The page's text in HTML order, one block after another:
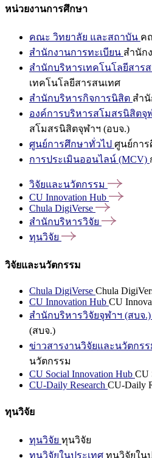
หน่วยงานการศึกษา
คณะ วิทยาลัย และสถาบัน ค
สำนักงานการทะเบียน สำนัก
สำนักบริหารเทคโนโลยีสาร
เทคโนโลยีสารสนเทศ
สำนักบริหารกิจการนิสิต สำ
องค์การบริหารสโมสรนิสิตจุ
สโมสรนิสิตจุฬาฯ (อบจ.)
ศูนย์การศึกษาทั่วไป ศูนย์การ
การประเมินออนไลน์ (MCV)
วิจัยและนวัตกรรม
CU Innovation Hub
Chula DigiVerse
สำนักบริหารวิจัย
ทุนวิจัย
วิจัยและนวัตกรรม
Chula DigiVerse Chula
CU Innovation Hub CU
สำนักบริหารวิจัยจุฬาฯ (สบจ.)
(สบจ.)
ข่าวสารงานวิจัยและนวัตกรร
นวัตกรรม
CU Social Innovation Hub CU
CU-Daily Research CU-Daily
ทุนวิจัย
ทุนวิจัย ทุนวิจัย
ทุนวิจัยในประเทศ ทุนวิจัยใน